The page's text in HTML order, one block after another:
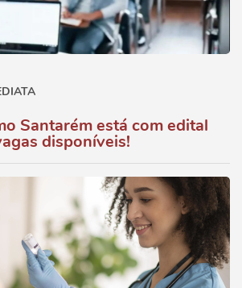
Santarém está com edital
disponíveis!